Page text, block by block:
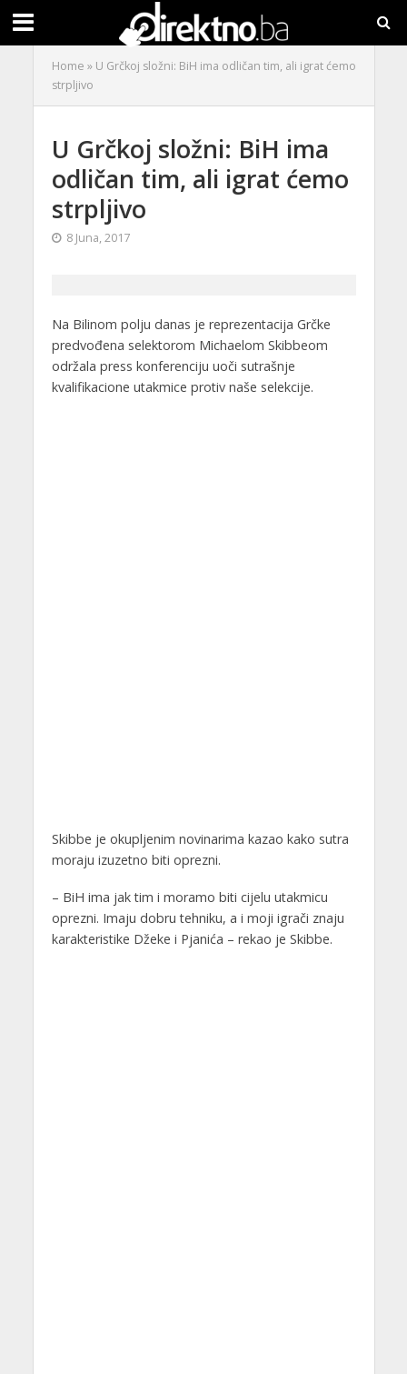
Home » U Grčkoj složni: BiH ima odličan tim, ali igrat ćemo
strpljivo
U Grčkoj složni: BiH ima
odličan tim, ali igrat ćemo
strpljivo
8 Juna, 2017
Na Bilinom polju danas je reprezentacija Grčke
predvođena selektorom Michaelom Skibbeom
održala press konferenciju uoči sutrašnje
kvalifikacione utakmice protiv naše selekcije.
Skibbe je okupljenim novinarima kazao kako sutra
moraju izuzetno biti oprezni.
– BiH ima jak tim i moramo biti cijelu utakmicu
oprezni. Imaju dobru tehniku, a i moji igrači znaju
karakteristike Džeke i Pjanića – rekao je Skibbe.